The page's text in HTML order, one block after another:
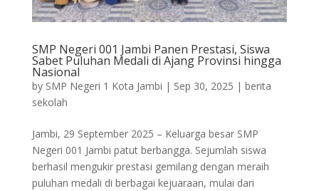
SMP Negeri 001 Jambi Panen Prestasi, Siswa
Sabet Puluhan Medali di Ajang Provinsi hingga
Nasional
by SMP Negeri 1 Kota Jambi | Sep 30, 2025 | berita
sekolah
Jambi, 29 September 2025 – Keluarga besar SMP
Negeri 001 Jambi patut berbangga. Sejumlah siswa
berhasil mengukir prestasi gemilang dengan meraih
puluhan medali di berbagai kejuaraan, mulai dari